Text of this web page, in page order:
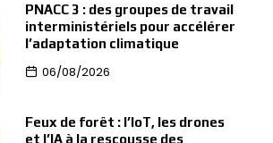
PNACC 3 : des groupes de travail
interministériels pour accélérer
l’adaptation climatique
06/08/2026
Feux de forêt : l’IoT, les drones
et l’IA à la rescousse des